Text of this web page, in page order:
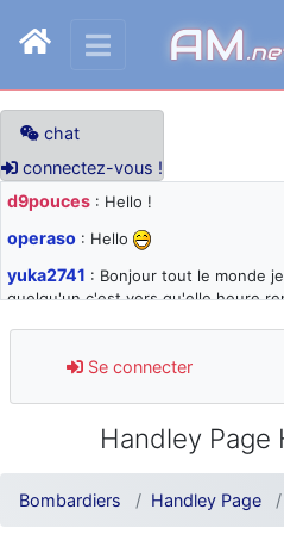
AM
chat
connectez-vous !
d9pouces : Hello !
operaso : Hello
yuka2741 : Bonjour tout le monde
quelqu'un c'est vers qu'elle heure
d9pouces: désolé pour les
jours : je teste des méthodes
: Super, la nouvelle bannière
d9pouces: je suis un avion@,._,+ >
comprendre
Se connecter
Handley Page
Bombardiers Handley Page